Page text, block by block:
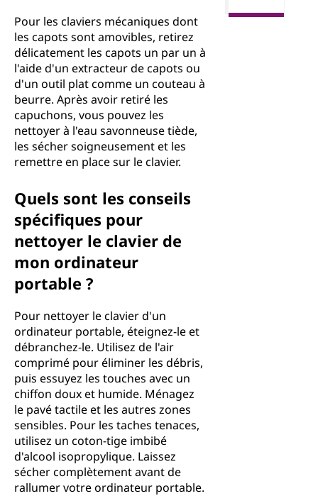
Pour les claviers mécaniques dont
les capots sont amovibles, retirez
délicatement les capots un par un à
l'aide d'un extracteur de capots ou
d'un outil plat comme un couteau à
beurre. Après avoir retiré les
capuchons, vous pouvez les
nettoyer à l'eau savonneuse tiède,
les sécher soigneusement et les
remettre en place sur le clavier.
Quels sont les conseils
spécifiques pour
nettoyer le clavier de
mon ordinateur
portable ?
Pour nettoyer le clavier d'un
ordinateur portable, éteignez-le et
débranchez-le. Utilisez de l'air
comprimé pour éliminer les débris,
puis essuyez les touches avec un
chiffon doux et humide. Ménagez
le pavé tactile et les autres zones
sensibles. Pour les taches tenaces,
utilisez un coton-tige imbibé
d'alcool isopropylique. Laissez
sécher complètement avant de
rallumer votre ordinateur portable.